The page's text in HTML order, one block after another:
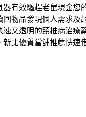
器有效驅趕老鼠現金您
回物品發現個人需求及
速又透明的頸椎病治療
北優質當舖推薦快速